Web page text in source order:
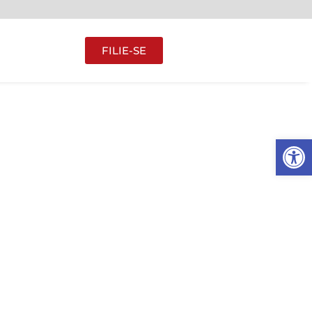
Abrir
FILIE-SE